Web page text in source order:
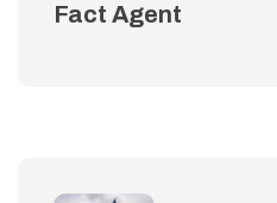
Fact Agent